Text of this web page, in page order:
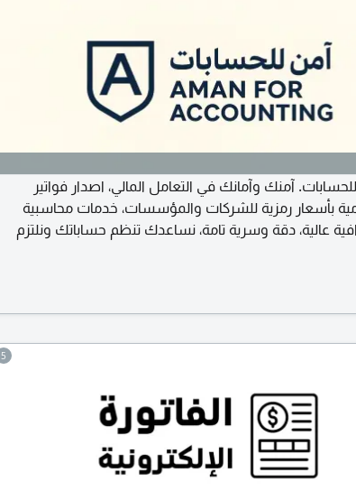
آمنك وآمانك في التعامل المالي، اصدار فواتير
بأسعار رمزية للشركات والمؤسسات، خدمات محاسبية
عالية، دقة وسرية تامة، نساعدك تنظم حساباتك ونلتزم
5